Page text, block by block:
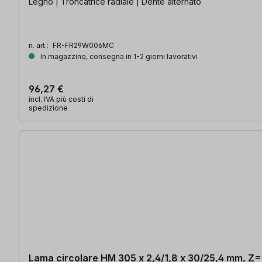
n. art.: FR-FR29W006MC
In magazzino, consegna in 1-2 giorni lavorativi
96,27 €
incl. IVA più costi di
spedizione
Lama circolare HM 305 x 2,4/1,8 x 30/25,4 mm,